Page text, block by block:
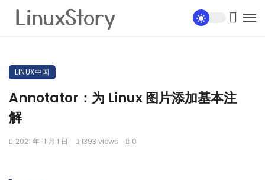
LINUX中国
Annotator：为 Linux 图片添加基本注
解
2021 年 11 月 1 日 1393 views 0